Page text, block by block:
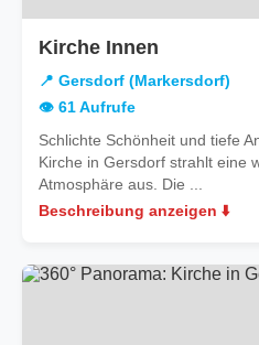
Kirche Innen
Gersdorf
📍 Gersdorf (Markersdorf)
👁️ 61 Aufrufe
Schlichte Schönheit und tiefe
Kirche in Gersdorf strahlt eine
Atmosphäre aus. Die ...
Beschreibung anzeigen ⬇️